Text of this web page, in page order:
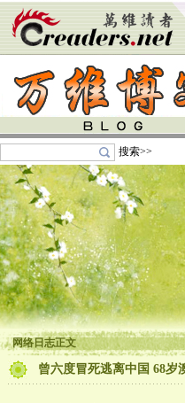
搜索>>
网络日志正文
曾六度冒死逃离中国 68岁